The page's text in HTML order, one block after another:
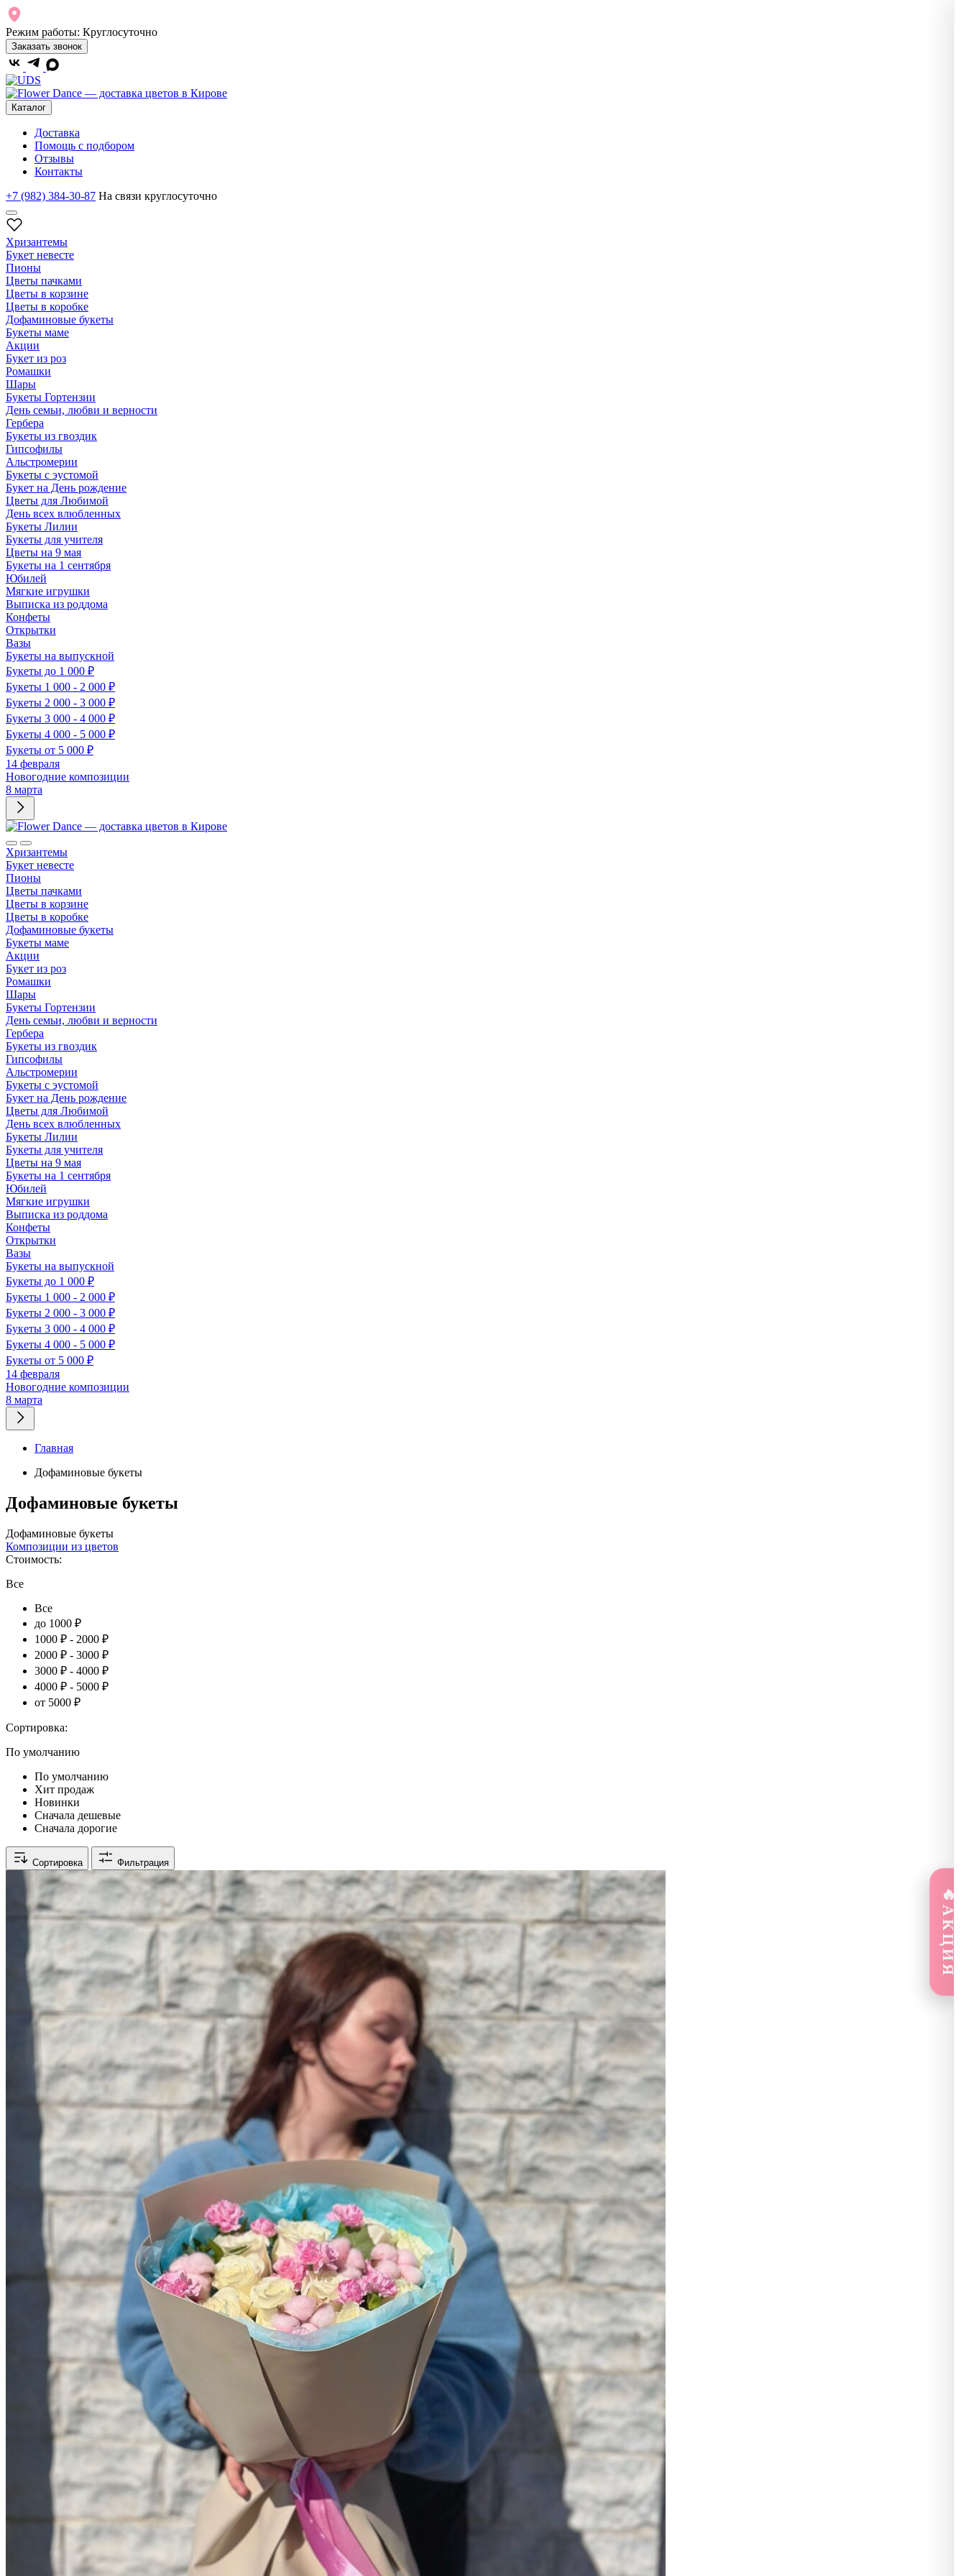
Режим работы: Круглосуточно
Заказать звонок
Каталог
Доставка
Помощь с подбором
Отзывы
Контакты
+7 (982) 384-30-87 На связи круглосуточно
Хризантемы
Букет невесте
Пионы
Цветы пачками
Цветы в корзине
Цветы в коробке
Дофаминовые букеты
Букеты маме
Акции
Букет из роз
Ромашки
Шары
Букеты Гортензии
День семьи, любви и верности
Гербера
Букеты из гвоздик
Гипсофилы
Альстромерии
Букеты с эустомой
Букет на День рождение
Цветы для Любимой
День всех влюбленных
Букеты Лилии
Букеты для учителя
Цветы на 9 мая
Букеты на 1 сентября
Юбилей
Мягкие игрушки
Выписка из роддома
Конфеты
Открытки
Вазы
Букеты на выпускной
Букеты до 1 000 ₽
Букеты 1 000 - 2 000 ₽
Букеты 2 000 - 3 000 ₽
Букеты 3 000 - 4 000 ₽
Букеты 4 000 - 5 000 ₽
Букеты от 5 000 ₽
14 февраля
Новогодние композиции
8 марта
Хризантемы
Букет невесте
Пионы
Цветы пачками
Цветы в корзине
Цветы в коробке
Дофаминовые букеты
Букеты маме
Акции
Букет из роз
Ромашки
Шары
Букеты Гортензии
День семьи, любви и верности
Гербера
Букеты из гвоздик
Гипсофилы
Альстромерии
Букеты с эустомой
Букет на День рождение
Цветы для Любимой
День всех влюбленных
Букеты Лилии
Букеты для учителя
Цветы на 9 мая
Букеты на 1 сентября
Юбилей
Мягкие игрушки
Выписка из роддома
Конфеты
Открытки
Вазы
Букеты на выпускной
Букеты до 1 000 ₽
Букеты 1 000 - 2 000 ₽
Букеты 2 000 - 3 000 ₽
Букеты 3 000 - 4 000 ₽
Букеты 4 000 - 5 000 ₽
Букеты от 5 000 ₽
14 февраля
Новогодние композиции
8 марта
Главная
Дофаминовые букеты
Дофаминовые букеты
Дофаминовые букеты
Композиции из цветов
Стоимость:
Все
Все
до 1000 ₽
1000 ₽ - 2000 ₽
2000 ₽ - 3000 ₽
3000 ₽ - 4000 ₽
4000 ₽ - 5000 ₽
от 5000 ₽
Сортировка:
По умолчанию
По умолчанию
Хит продаж
Новинки
Сначала дешевые
Сначала дорогие
Сортировка Фильтрация
🔥АКЦИЯ